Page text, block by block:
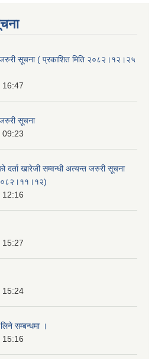
सूचना ( प्रकाशित मिति २०८२।१२।२५
16:47
सूचना
09:23
खारेजी सम्वन्धी अत्यन्त जरुरी सूचना
12:16
15:27
15:24
सम्बन्धमा ।
15:16